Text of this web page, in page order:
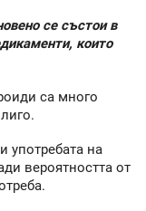
се състои в
които
са много
употребата на
вероятността от